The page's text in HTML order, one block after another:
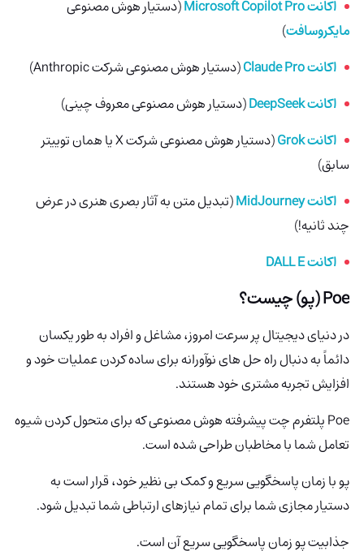
اکانت Microsoft Copilot Pro
(دستیار هوش مصنوعی
مایکروسافت)
اکانت Claude Pro
(دستیار هوش مصنوعی شرکت Anthropic)
اکانت DeepSeek
(دستیار هوش مصنوعی معروف چینی)
اکانت Grok
(دستیار هوش مصنوعی شرکت X یا همان توییتر
سابق)
اکانت MidJourney
(تبدیل متن به آثار بصری هنری در عرض
چند ثانیه!)
اکانت DALL E
Poe (پو) چیست؟
در دنیای دیجیتال پر سرعت امروز، مشاغل و افراد به طور یکسان
دائماً به دنبال راه حل های نوآورانه برای ساده کردن عملیات خود و
افزایش تجربه مشتری خود هستند.
Poeپلتفرم چت پیشرفته هوش مصنوعی که برای متحول کردن شیوه
تعامل شما با مخاطبان طراحی شده است.
پو با زمان پاسخگویی سریع و کمک بی نظیر خود، قرار است به
دستیار مجازی شما برای تمام نیازهای ارتباطی شما تبدیل شود.
جذابیت پو زمان پاسخگویی سریع آن است.